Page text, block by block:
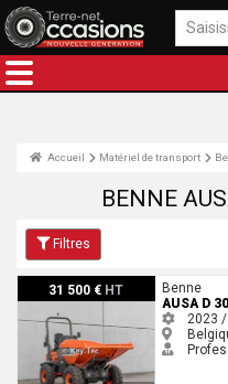
Accueil Matériel de transport
BENNE
Filtres
31 500 € HT
Ausa D 301 AHG
Benne
AUSA D
2023 /